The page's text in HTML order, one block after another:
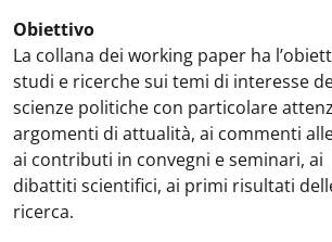
Obiettivo
La collana dei working paper ha
studi e ricerche sui temi di interesse
scienze politiche con particolare
argomenti di attualità, ai commenti
ai contributi in convegni e seminari, ai
dibattiti scientifici, ai primi risultati
ricerca.